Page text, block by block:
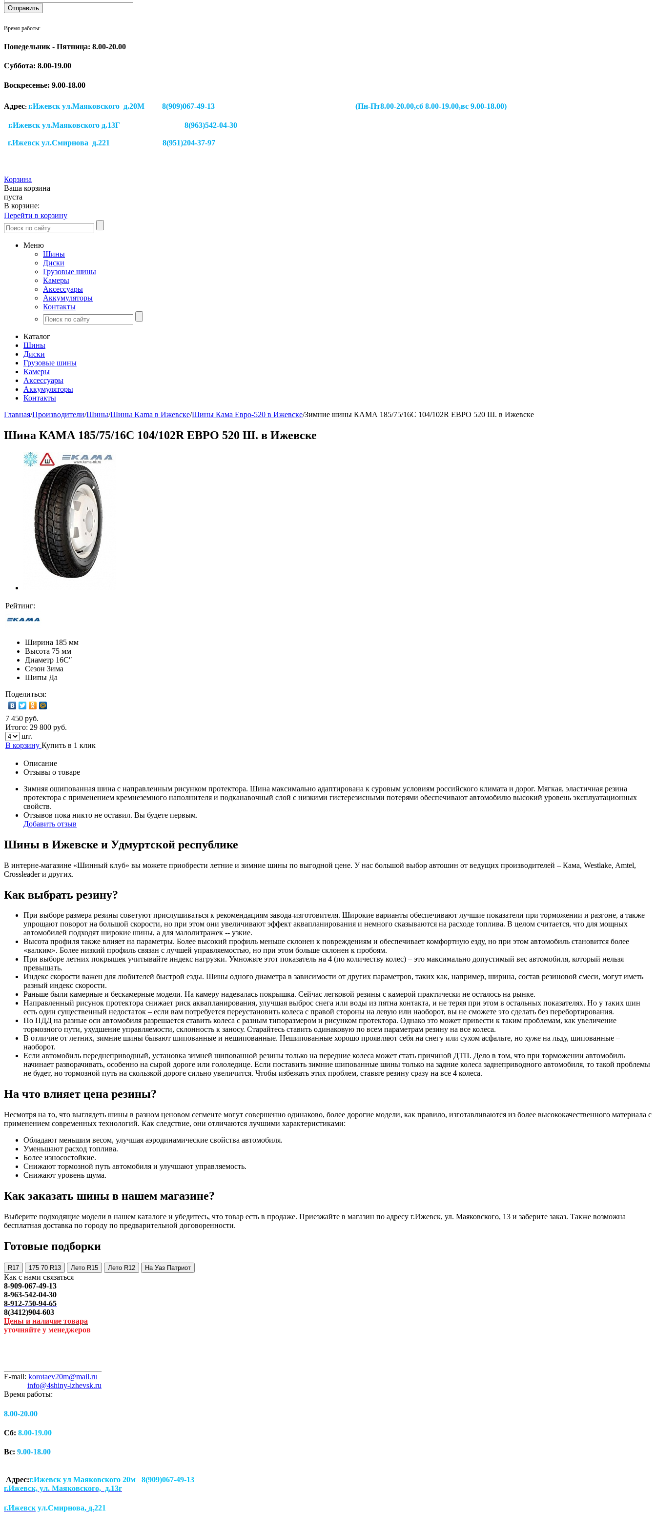
Время работы:
Понедельник - Пятница: 8.00-20.00
Суббота: 8.00-19.00
Воскресенье: 9.00-18.00
Адрес: г.Ижевск ул.Маяковского д.20М 8(909)067-49-13 (Пн-Пт8.00-20.00,сб 8.00-19.00,вс 9.00-18.00)
г.Ижевск ул.Маяковского д.13Г 8(963)542-04-30
г.Ижевск ул.Смирнова д.221 8(951)204-37-97
Корзина
Ваша корзина
пуста
В корзине:
Перейти в корзину
Меню
Шины
Диски
Грузовые шины
Камеры
Аксессуары
Аккумуляторы
Контакты
Каталог
Шины
Диски
Грузовые шины
Камеры
Аксессуары
Аккумуляторы
Контакты
Главная/Производители/Шины/Шины Kama в Ижевске/Шины Кама Евро-520 в Ижевске/Зимние шины КАМА 185/75/16C 104/102R ЕВРО 520 Ш. в Ижевске
Шина КАМА 185/75/16C 104/102R ЕВРО 520 Ш. в Ижевске
Рейтинг:
Ширина 185 мм
Высота 75 мм
Диаметр 16C″
Сезон Зима
Шипы Да
Поделиться:
7 450 руб.
Итого: 29 800 руб.
шт.
В корзину Купить в 1 клик
Описание
Отзывы о товаре
Зимняя ошипованная шина с направленным рисунком протектора. Шина максимально адаптирована к суровым условиям российского климата и дорог. Мягкая, эластичная резина
протектора с применением кремнеземного наполнителя и подканавочный слой с низкими гистерезисными потерями обеспечивают автомобилю высокий уровень эксплуатационных
свойств.
Отзывов пока никто не оставил. Вы будете первым.
Добавить отзыв
Шины в Ижевске и Удмуртской республике
В интерне-магазине «Шинный клуб» вы можете приобрести летние и зимние шины по выгодной цене. У нас большой выбор автошин от ведущих производителей – Кама, Westlake, Amtel,
Crossleader и других.
Как выбрать резину?
При выборе размера резины советуют прислушиваться к рекомендациям завода-изготовителя. Широкие варианты обеспечивают лучшие показатели при торможении и разгоне, а также
упрощают поворот на большой скорости, но при этом они увеличивают эффект аквапланирования и немного сказываются на расходе топлива. В целом считается, что для мощных
автомобилей подходят широкие шины, а для малолитражек -- узкие.
Высота профиля также влияет на параметры. Более высокий профиль меньше склонен к повреждениям и обеспечивает комфортную езду, но при этом автомобиль становится более
«валким». Более низкий профиль связан с лучшей управляемостью, но при этом больше склонен к пробоям.
При выборе летних покрышек учитывайте индекс нагрузки. Умножьте этот показатель на 4 (по количеству колес) – это максимально допустимый вес автомобиля, который нельзя
превышать.
Индекс скорости важен для любителей быстрой езды. Шины одного диаметра в зависимости от других параметров, таких как, например, ширина, состав резиновой смеси, могут иметь
разный индекс скорости.
Раньше были камерные и бескамерные модели. На камеру надевалась покрышка. Сейчас легковой резины с камерой практически не осталось на рынке.
Направленный рисунок протектора снижает риск аквапланирования, улучшая выброс снега или воды из пятна контакта, и не теряя при этом в остальных показателях. Но у таких шин
есть один существенный недостаток – если вам потребуется переустановить колеса с правой стороны на левую или наоборот, вы не сможете это сделать без перебортирования.
По ПДД на разные оси автомобиля разрешается ставить колеса с разным типоразмером и рисунком протектора. Однако это может привести к таким проблемам, как увеличение
тормозного пути, ухудшение управляемости, склонность к заносу. Старайтесь ставить одинаковую по всем параметрам резину на все колеса.
В отличие от летних, зимние шины бывают шипованные и нешипованные. Нешипованные хорошо проявляют себя на снегу или сухом асфальте, но хуже на льду, шипованные –
наоборот.
Если автомобиль переднеприводный, установка зимней шипованной резины только на передние колеса может стать причиной ДТП. Дело в том, что при торможении автомобиль
начинает разворачивать, особенно на сырой дороге или гололедице. Если поставить зимние шипованные шины только на задние колеса заднеприводного автомобиля, то такой проблемы
не будет, но тормозной путь на скользкой дороге сильно увеличится. Чтобы избежать этих проблем, ставьте резину сразу на все 4 колеса.
На что влияет цена резины?
Несмотря на то, что выглядеть шины в разном ценовом сегменте могут совершенно одинаково, более дорогие модели, как правило, изготавливаются из более высококачественного материала с
применением современных технологий. Как следствие, они отличаются лучшими характеристиками:
Обладают меньшим весом, улучшая аэродинамические свойства автомобиля.
Уменьшают расход топлива.
Более износостойкие.
Снижают тормозной путь автомобиля и улучшают управляемость.
Снижают уровень шума.
Как заказать шины в нашем магазине?
Выберите подходящие модели в нашем каталоге и убедитесь, что товар есть в продаже. Приезжайте в магазин по адресу г.Ижевск, ул. Маяковского, 13 и заберите заказ. Также возможна
бесплатная доставка по городу по предварительной договоренности.
Готовые подборки
R17 175 70 R13 Лето R15 Лето R12 На Уаз Патриот
Как с нами связаться
8-909-067-49-13
8-963-542-04-30
8-912-750-94-65
8(3412)904-603
Цены и наличие товара
уточняйте у менеджеров
E-mail: korotaev20m@mail.ru
info@4shiny-izhevsk.ru
Время работы:
8.00-20.00
Сб: 8.00-19.00
Вс: 9.00-18.00
Адрес:г.Ижевск ул Маяковского 20м 8(909)067-49-13
г.Ижевск, ул. Маяковского, д.13г
г.Ижевск ул.Смирнова, д.221